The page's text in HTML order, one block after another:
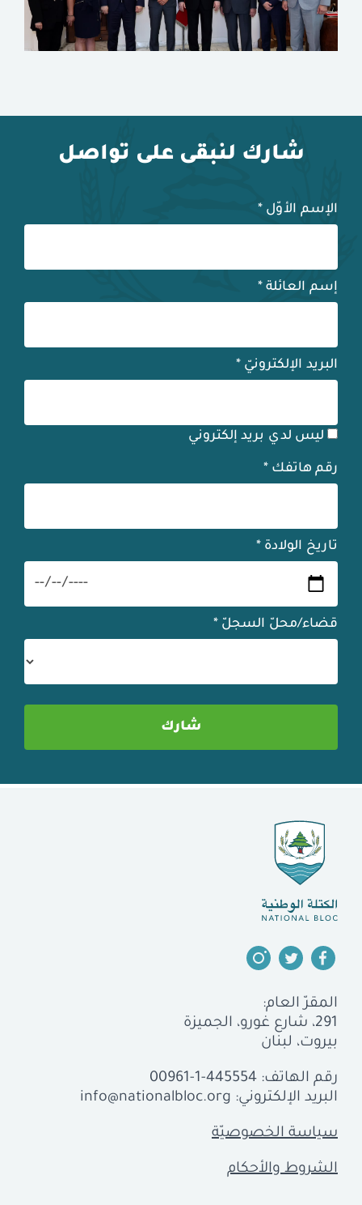
شارك لنبقى على تواصل
الإسم الأوّل *
إسم العائلة *
البريد الإلكترونيّ *
ليس لدي بريد إلكتروني
رقم هاتفك *
تاريخ الولادة *
قضاء/محلّ السجلّ *
المقرّ العام:
291، شارع غورو، الجميزة
بيروت، لبنان
رقم الهاتف: 00961-1-445554
البريد الإلكتروني: info@nationalbloc.org
سياسة الخصوصيّة
الشروط والأحكام